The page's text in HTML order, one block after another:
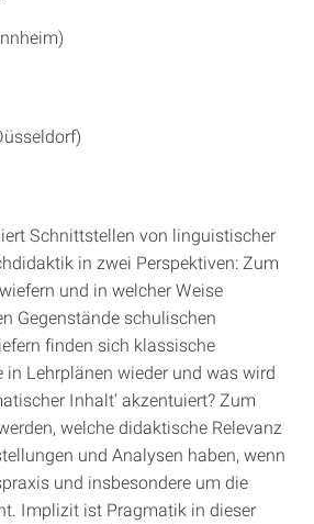
Schnittstellen von linguistischer
in zwei Perspektiven: Zum
und in welcher Weise
Gegenstände schulischen
finden sich klassische
Lehrplänen wieder und was wird
Inhalt‘ akzentuiert? Zum
welche didaktische Relevanz
und Analysen haben, wenn
und insbesondere um die
Implizit ist Pragmatik in dieser